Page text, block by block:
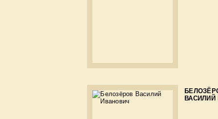
ВАСИЛИЙ